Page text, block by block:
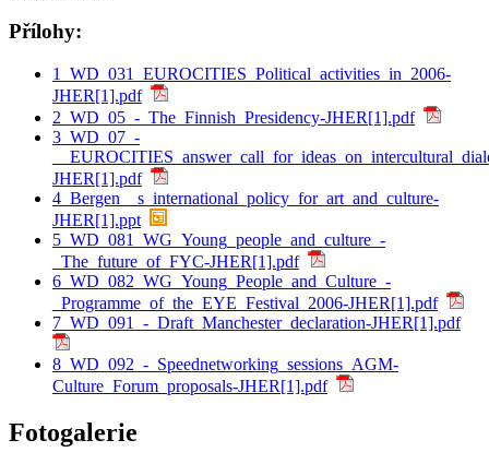
Přílohy:
1_WD_031_EUROCITIES_Political_activities_in_2006-
JHER[1].pdf
2_WD_05_-_The_Finnish_Presidency-JHER[1].pdf
3_WD_07_-
JHER[1].pdf
4_Bergen__s_international_policy_for_art_and_culture-
JHER[1].ppt
5_WD_081_WG_Young_people_and_culture_-
_The_future_of_FYC-JHER[1].pdf
6_WD_082_WG_Young_People_and_Culture_-
_Programme_of_the_EYE_Festival_2006-JHER[1].pdf
7_WD_091_-_Draft_Manchester_declaration-JHER[1].pdf
8_WD_092_-_Speednetworking_sessions_AGM-
Culture_Forum_proposals-JHER[1].pdf
Fotogalerie